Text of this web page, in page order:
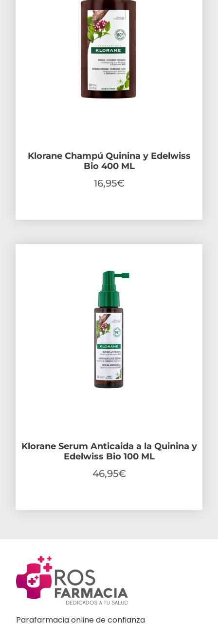
Klorane Champú Quinina y Edelwiss
Bio 400 ML
16,95€
Klorane Serum Anticaida a la Quinina y
Edelwiss Bio 100 ML
46,95€
Parafarmacia online de confianza